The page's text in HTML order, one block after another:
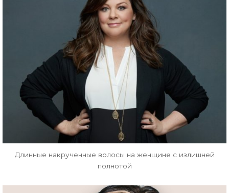
Длинные накрученные волосы на женщине с излишней
полнотой